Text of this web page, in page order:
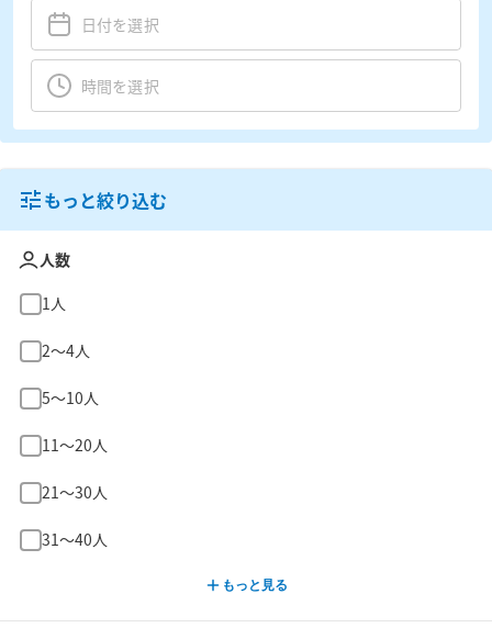
もっと絞り込む
人数
1人
2〜4人
5〜10人
11〜20人
21〜30人
31〜40人
もっと見る